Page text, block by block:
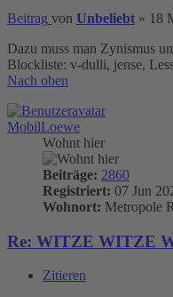
Beitrag von Unbeliebt » 18
Dazu muss man Zynismus
Blockliste: v-dulli, jense,
Nach oben
MobilLoewe
Wohnt hier
Beiträge: 2860
Registriert: 07 Jun
Wohnort: Metropole
Re: WITZE WITZE
Zitieren